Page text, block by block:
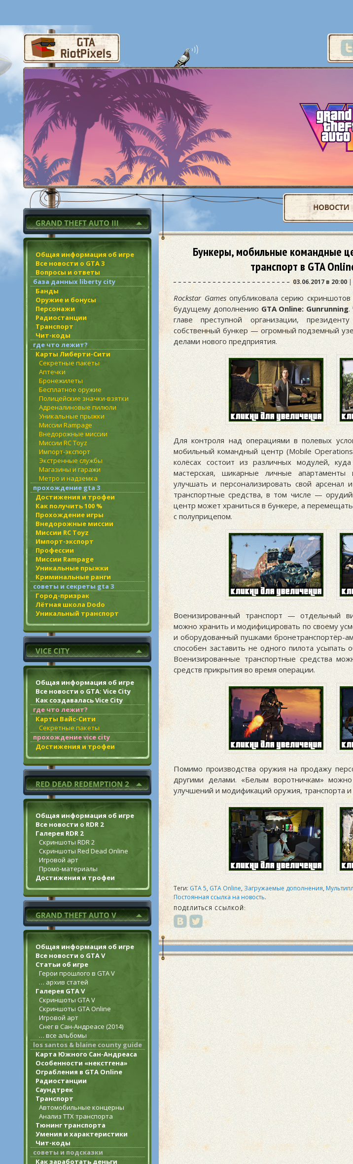
Общая информация об игре
Все новости о GTA 3
Вопросы и ответы
база данных liberty city
Банды
Оружие и бонусы
Персонажи
Радиостанции
Транспорт
Чит-коды
где что лежит?
Карты Либерти-Сити
Секретные пакеты
Аптечки
Бронежилеты
Бесплатное оружие
Полицейские значки-взятки
Адреналиновые пилюли
Уникальные прыжки
Миссии Rampage
Внедорожные миссии
Миссии RC Toyz
Импорт-экспорт
Экстренные службы
Магазины и гаражи
Метро и надземка
прохождение gta 3
Достижения и трофеи
Как получить 100 %
Прохождение игры
Внедорожные миссии
Миссии RC Toyz
Импорт-экспорт
Профессии
Миссии Rampage
Уникальные прыжки
Криминальные ранги
советы и секреты gta 3
Город-призрак
Лётная школа Dodo
Уникальный транспорт
Общая информация об игре
Все новости о GTA: Vice City
Как создавалась Vice City
где что лежит?
Карты Вайс-Сити
Секретные пакеты
прохождение vice city
Достижения и трофеи
Общая информация об игре
Все новости о RDR 2
Галерея RDR 2
Скриншоты RDR 2
Скриншоты Red Dead Online
Игровой арт
Промо-материалы
Достижения и трофеи
Общая информация об игре
Все новости о GTA V
Статьи об игре
Герои прошлого в GTA V
… архив статей
Галерея GTA V
Скриншоты GTA V
Скриншоты GTA Online
Игровой арт
Снег в Сан-Андреасе (2014)
… все альбомы
los santos & blaine county guide
Карта Южного Сан-Андреаса
Особенности «некстгена»
Ограбления в GTA Online
Радиостанции
Саундтрек
Транспорт
Автомобильные концерны
Анализ ТТХ транспорта
Тюнинг транспорта
Умения и характеристики
Чит-коды
советы и подсказки
Как заработать деньги
Бункеры, мобильные командные
транспорт в GTA
03.06.2017 в 20:00|
Rockstar Gamesопубликовала серию
будущему дополнениюGTA Online: Gunrunning.
главе преступной организации,
собственный бункер — огромный подземный
делами нового предприятия.
Для контроля над операциями в полевых
мобильный командный центр (Mobile
колёсах состоит из различных модулей,
мастерская, шикарные личные
улучшать и персонализировать свой
транспортные средства, в том числе —
центр может храниться в бункере, а
с полуприцепом.
Военизированный транспорт — отдельный
можно хранить и модифицировать по своему
и оборудованный пушками бронетранспортёр-
способен заставить не одного пилота
Военизированные транспортные средства
средств прикрытия во время операции.
Помимо производства оружия на продажу
другими делами. «Белым воротничкам»
улучшений и модификаций оружия, транспорта
Теги:GTA 5,GTA Online, Загружаемые дополнения,
Постоянная ссылка на новость.
ПОДЕЛИТЬСЯ ССЫЛКОЙ: